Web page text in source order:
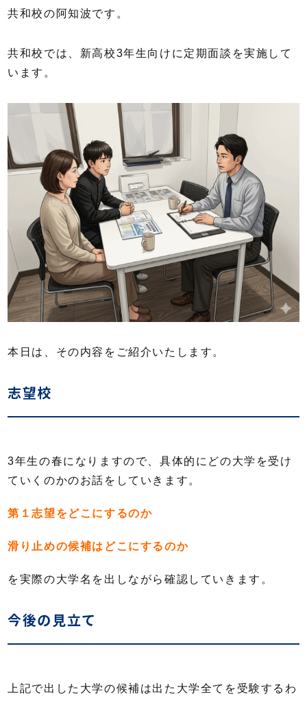
共和校の阿知波です。
共和校では、新高校3年生向けに定期面談を実施して
います。
本日は、その内容をご紹介いたします。
志望校
3年生の春になりますので、具体的にどの大学を受け
ていくのかのお話をしていきます。
第１志望をどこにするのか
滑り止めの候補はどこにするのか
を実際の大学名を出しながら確認していきます。
今後の見立て
上記で出した大学の候補は出た大学全てを受験するわ